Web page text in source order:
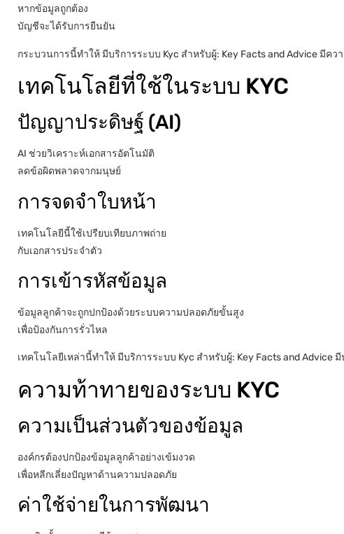
หากข้อมูลถูกต้อง
บัญชีจะได้รับการยืนยัน
กระบวนการนี้ทำให้ มีบริการระบบ Kyc สำหรับผู้: Key Facts and Advice มีคว
เทคโนโลยีที่ใช้ในระบบ KYC
ปัญญาประดิษฐ์ (AI)
AI ช่วยวิเคราะห์เอกสารอัตโนมัติ
ลดข้อผิดพลาดจากมนุษย์
การจดจำใบหน้า
เทคโนโลยีนี้ใช้เปรียบเทียบภาพถ่าย
กับเอกสารประจำตัว
การเข้ารหัสข้อมูล
ข้อมูลลูกค้าจะถูกปกป้องด้วยระบบความปลอดภัยขั้นสูง
เพื่อป้องกันการรั่วไหล
เทคโนโลยีเหล่านี้ทำให้ มีบริการระบบ Kyc สำหรับผู้: Key Facts and Advice
ความท้าทายของระบบ KYC
ความเป็นส่วนตัวของข้อมูล
องค์กรต้องปกป้องข้อมูลลูกค้าอย่างเข้มงวด
เพื่อหลีกเลี่ยงปัญหาด้านความปลอดภัย
ค่าใช้จ่ายในการพัฒนา